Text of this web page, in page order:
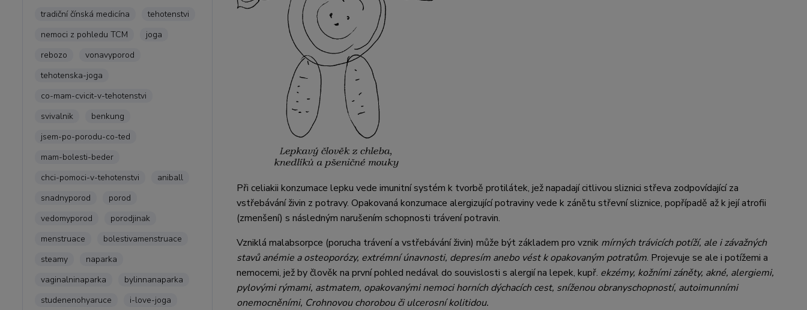
tradiční čínská medicína
tehotenstvi
nemoci z pohledu TCM
joga
rebozo
vonavyporod
tehotenska-joga
co-mam-cvicit-v-tehotenstvi
svivalnik
benkung
jsem-po-porodu-co-ted
mam-bolesti-beder
chci-pomoci-v-tehotenstvi
aniball
snadnyporod
porod
vedomyporod
porodjinak
menstruace
bolestivamenstruace
steamy
naparka
vaginalninaparka
bylinnanaparka
studenenohyaruce
i-love-joga
Při celiakii konzumace lepku vede imunitní systém k tvorbě protilátek, jež napadají citlivou sliznici střeva zodpovídající za
vstřebávání živin z potravy. Opakovaná konzumace alergizující potraviny vede k zánětu střevní sliznice, popřípadě až k její atrofii
(zmenšení) s následným narušením schopnosti trávení potravin.
Vzniklá malabsorpce (porucha trávení a vstřebávání živin) může být základem pro vznik mírných trávicích potíží, ale i závažných
stavů anémie a osteoporózy, extrémní únavnosti, depresím anebo vést k opakovaným potratům. Projevuje se ale i potížemi a
nemocemi, jež by člověk na první pohled nedával do souvislosti s alergií na lepek, kupř. ekzémy, kožními záněty, akné, alergiemi,
pylovými rýmami, astmatem, opakovanými nemoci horních dýchacích cest, sníženou obranyschopností, autoimunními
onemocněními, Crohnovou chorobou či ulcerosní kolitidou.